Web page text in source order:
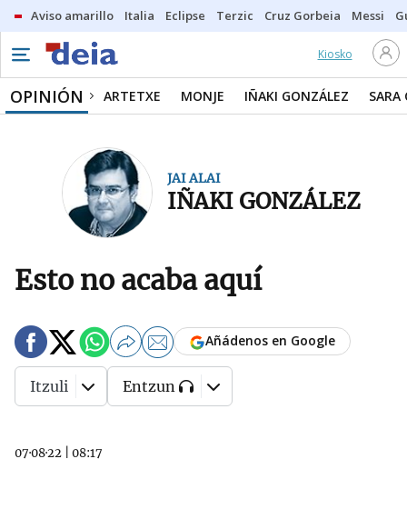
Aviso amarillo Italia Eclipse Terzic Cruz Gorbeia Messi
Kiosko
OPINIÓN ARTETXE MONJE IÑAKI GONZÁLEZ SARA
JAI ALAI
IÑAKI GONZÁLEZ
Esto no acaba aquí
07·08·22 08:17
Añádenos en Google
Itzuli Entzun